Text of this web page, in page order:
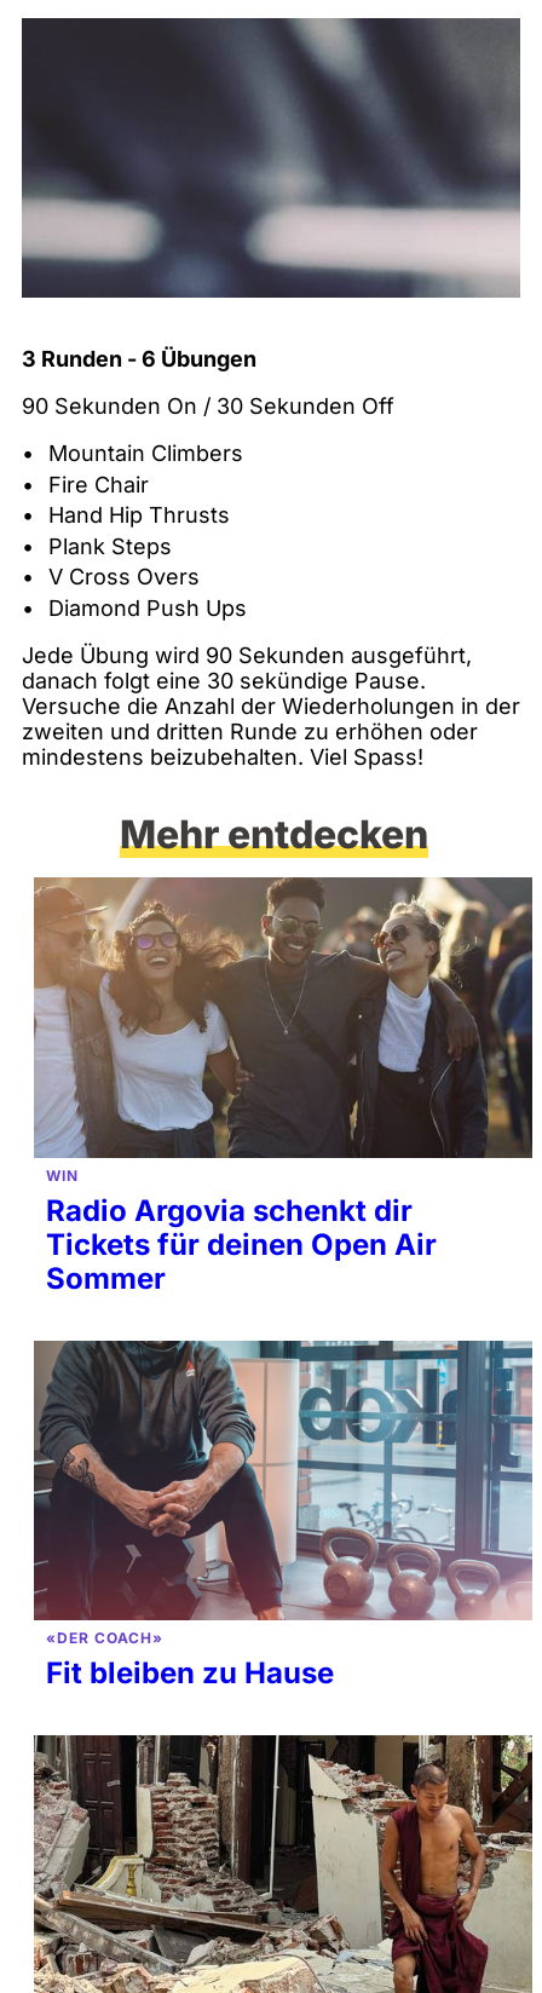
3 Runden - 6 Übungen
90 Sekunden On / 30 Sekunden Off
Mountain Climbers
Fire Chair
Hand Hip Thrusts
Plank Steps
V Cross Overs
Diamond Push Ups
Jede Übung wird 90 Sekunden ausgeführt,
danach folgt eine 30 sekündige Pause.
Versuche die Anzahl der Wiederholungen in der
zweiten und dritten Runde zu erhöhen oder
mindestens beizubehalten. Viel Spass!
Mehr entdecken
WIN
Radio Argovia schenkt dir
Tickets für deinen Open Air
Sommer
«DER COACH»
Fit bleiben zu Hause